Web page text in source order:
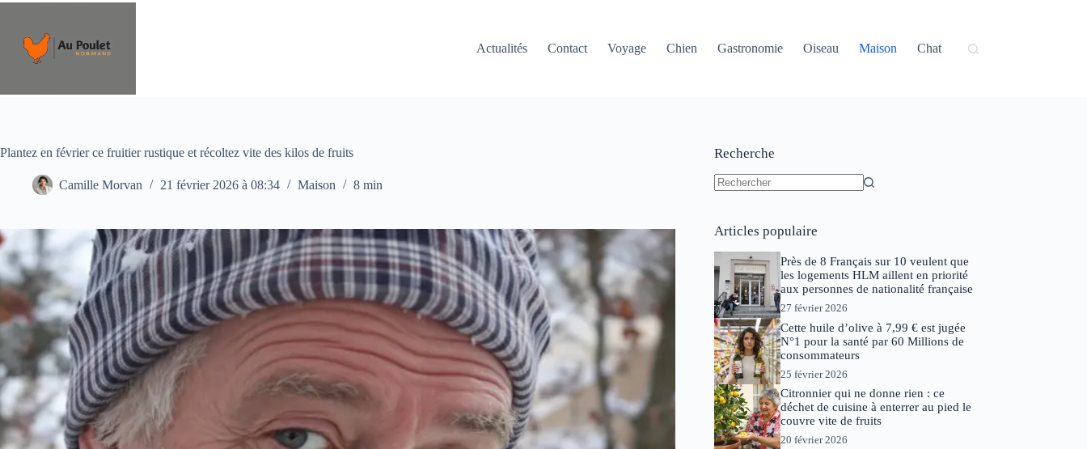
Passer
contenu
Actualités
Contact Voyage Chien Gastronomie Oiseau Maison Chat
Plantez en février ce fruitier rustique et récoltez vite des kilos de fruits
Camille Morvan 21 février 2026 à 08:34 Maison 8 min
Recherche
Articles populaire
Près de 8 Français sur 10 veulent que
les logements HLM aillent en priorité
aux personnes de nationalité française
27 février 2026
Cette huile d’olive à 7,99 € est jugée
N°1 pour la santé par 60 Millions de
consommateurs
25 février 2026
Citronnier qui ne donne rien : ce
déchet de cuisine à enterrer au pied le
couvre vite de fruits
20 février 2026